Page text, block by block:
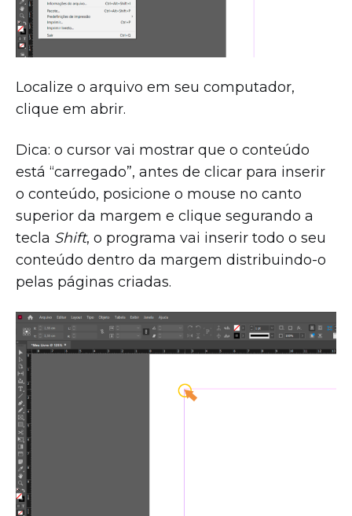
Localize o arquivo em seu computador,
clique em abrir.
Dica: o cursor vai mostrar que o conteúdo
está “carregado”, antes de clicar para inserir
o conteúdo, posicione o mouse no canto
superior da margem e clique segurando a
tecla Shift, o programa vai inserir todo o seu
conteúdo dentro da margem distribuindo-o
pelas páginas criadas.